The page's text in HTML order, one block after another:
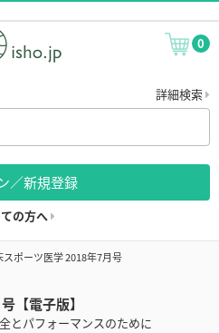
0
詳細検索
／新規登録
の方へ
スポーツ医学 2018年7月号
【電子版】
とパフォーマンスのために